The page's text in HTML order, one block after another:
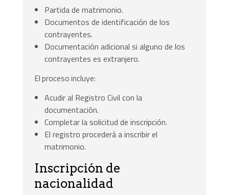
Partida de matrimonio.
Documentos de identificación de los
contrayentes.
Documentación adicional si alguno de los
contrayentes es extranjero.
El proceso incluye:
Acudir al Registro Civil con la
documentación.
Completar la solicitud de inscripción.
El registro procederá a inscribir el
matrimonio.
Inscripción de
nacionalidad